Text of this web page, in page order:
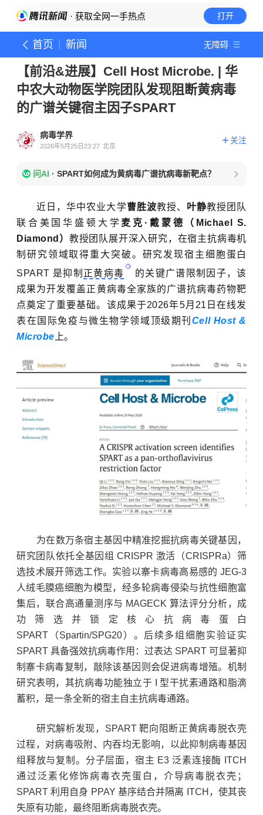
· 获取全网一手热点 打开
首页 新闻 无障碍
【前沿&进展】Cell Host Microbe. | 华
中农大动物医学院团队发现阻断黄病毒
的广谱关键宿主因子SPART
病毒学界
2026年5月25日23:27 北京
关注
问AI · SPART如何成为黄病毒广谱抗病毒新靶点？
近日，华中农业大学曹胜波教授、 叶静教授团队
联合美国华盛顿大学麦克·戴蒙德（Michael S.
Diamond） 教授团队展开深入研究，在宿主抗病毒机
制研究领域取得重大突破。 研究发现宿主细胞蛋白
SPART 是抑制 正黄病毒
的关键广谱限制因子，该
成果为开发覆盖正黄病毒全家族的广谱抗病毒药物靶
点奠定了重要基础。 该成果于2026年5月21日在线发
表在国际免疫与微生物学领域顶级期刊 Cell Host &
Microbe 上。
为在数万条宿主基因中精准挖掘抗病毒关键基因，
研究团队依托全基因组 CRISPR 激活（CRISPRa）筛
选技术展开筛选工作。实验以寨卡病毒高易感的 JEG-3
人绒毛膜癌细胞为模型，经多轮病毒侵染与抗性细胞富
集后，联合高通量测序与 MAGECK 算法评分分析，成
功筛选并锁定核心抗病毒蛋白
SPART（Spartin/SPG20）。后续多组细胞实验证实
SPART 具备强效抗病毒作用：过表达 SPART 可显著抑
制寨卡病毒复制，敲除该基因则会促进病毒增殖。机制
研究表明，其抗病毒功能独立于 I 型干扰素通路和脂滴
蓄积，是一条全新的宿主自主抗病毒通路。
研究解析发现，SPART 靶向阻断正黄病毒脱衣壳
过程，对病毒吸附、内吞均无影响，以此抑制病毒基因
组释放与复制。分子层面，宿主 E3 泛素连接酶 ITCH
通过泛素化修饰病毒衣壳蛋白，介导病毒脱衣壳；
SPART 利用自身 PPAY 基序结合并隔离 ITCH，使其丧
失原有功能，最终阻断病毒脱衣壳。